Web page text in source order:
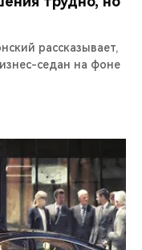
рассказывает,
седан на фоне